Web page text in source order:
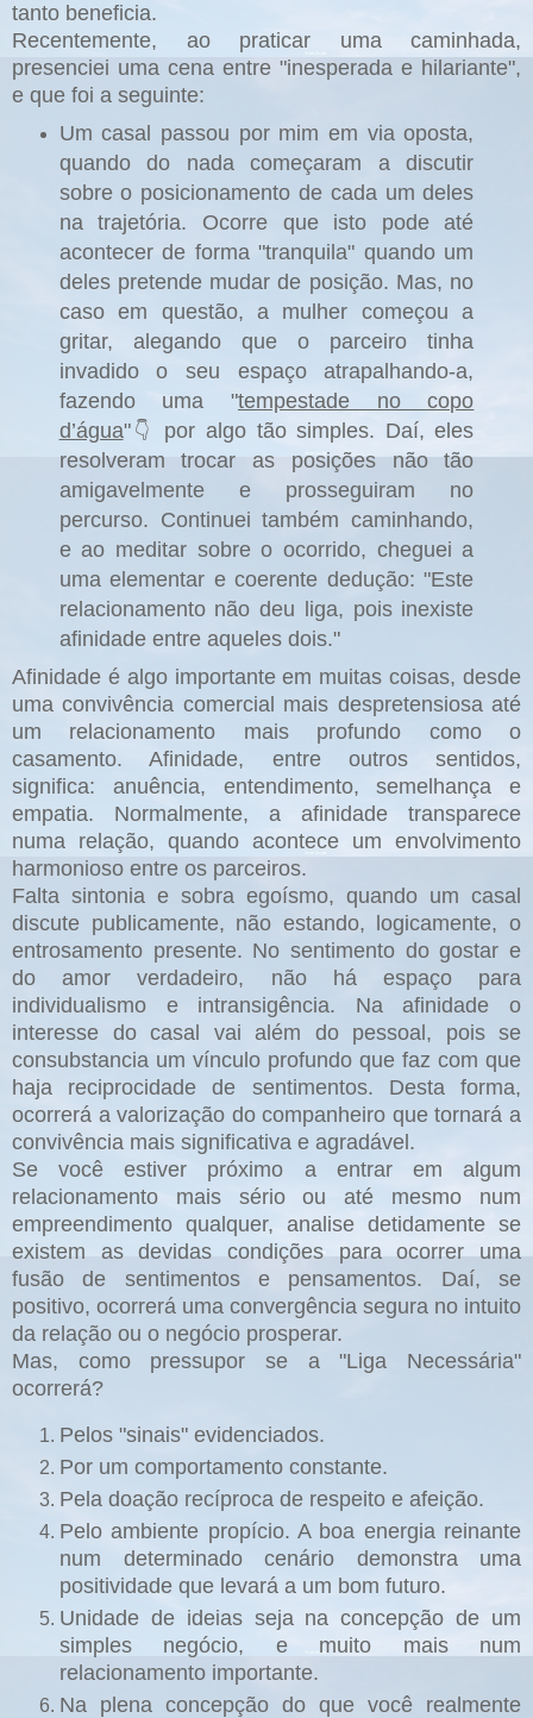
tanto beneficia.
Recentemente, ao praticar uma caminhada,
presenciei uma cena entre "inesperada e hilariante",
e que foi a seguinte:
Um casal passou por mim em via oposta,
quando do nada começaram a discutir
sobre o posicionamento de cada um deles
na trajetória. Ocorre que isto pode até
acontecer de forma "tranquila" quando um
deles pretende mudar de posição. Mas, no
caso em questão, a mulher começou a
gritar, alegando que o parceiro tinha
invadido o seu espaço atrapalhando-a,
fazendo uma "tempestade no copo
d’água"👇
por algo tão simples. Daí, eles
resolveram trocar as posições não tão
amigavelmente e prosseguiram no
percurso. Continuei também caminhando,
e ao meditar sobre o ocorrido, cheguei a
uma elementar e coerente dedução: "Este
relacionamento não deu liga, pois inexiste
afinidade entre aqueles dois."
Afinidade é algo importante em muitas coisas, desde
uma convivência comercial mais despretensiosa até
um relacionamento mais profundo como o
casamento. Afinidade, entre outros sentidos,
significa: anuência, entendimento, semelhança e
empatia. Normalmente, a afinidade transparece
numa relação, quando acontece um envolvimento
harmonioso entre os parceiros.
Falta sintonia e sobra egoísmo, quando um casal
discute publicamente, não estando, logicamente, o
entrosamento presente. No sentimento do gostar e
do amor verdadeiro, não há espaço para
individualismo e intransigência. Na afinidade o
interesse do casal vai além do pessoal, pois se
consubstancia um vínculo profundo que faz com que
haja reciprocidade de sentimentos. Desta forma,
ocorrerá a valorização do companheiro que tornará a
convivência mais significativa e agradável.
Se você estiver próximo a entrar em algum
relacionamento mais sério ou até mesmo num
empreendimento qualquer, analise detidamente se
existem as devidas condições para ocorrer uma
fusão de sentimentos e pensamentos. Daí, se
positivo, ocorrerá uma convergência segura no intuito
da relação ou o negócio prosperar.
Mas, como pressupor se a "Liga Necessária"
ocorrerá?
Pelos "sinais" evidenciados.
Por um comportamento constante.
Pela doação recíproca de respeito e afeição.
Pelo ambiente propício. A boa energia reinante
num determinado cenário demonstra uma
positividade que levará a um bom futuro.
Unidade de ideias seja na concepção de um
simples negócio, e muito mais num
relacionamento importante.
Na plena concepção do que você realmente